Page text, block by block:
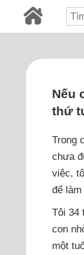
Nếu
thứ
Trong
chưa
việc,
để
Tôi 34
con
một